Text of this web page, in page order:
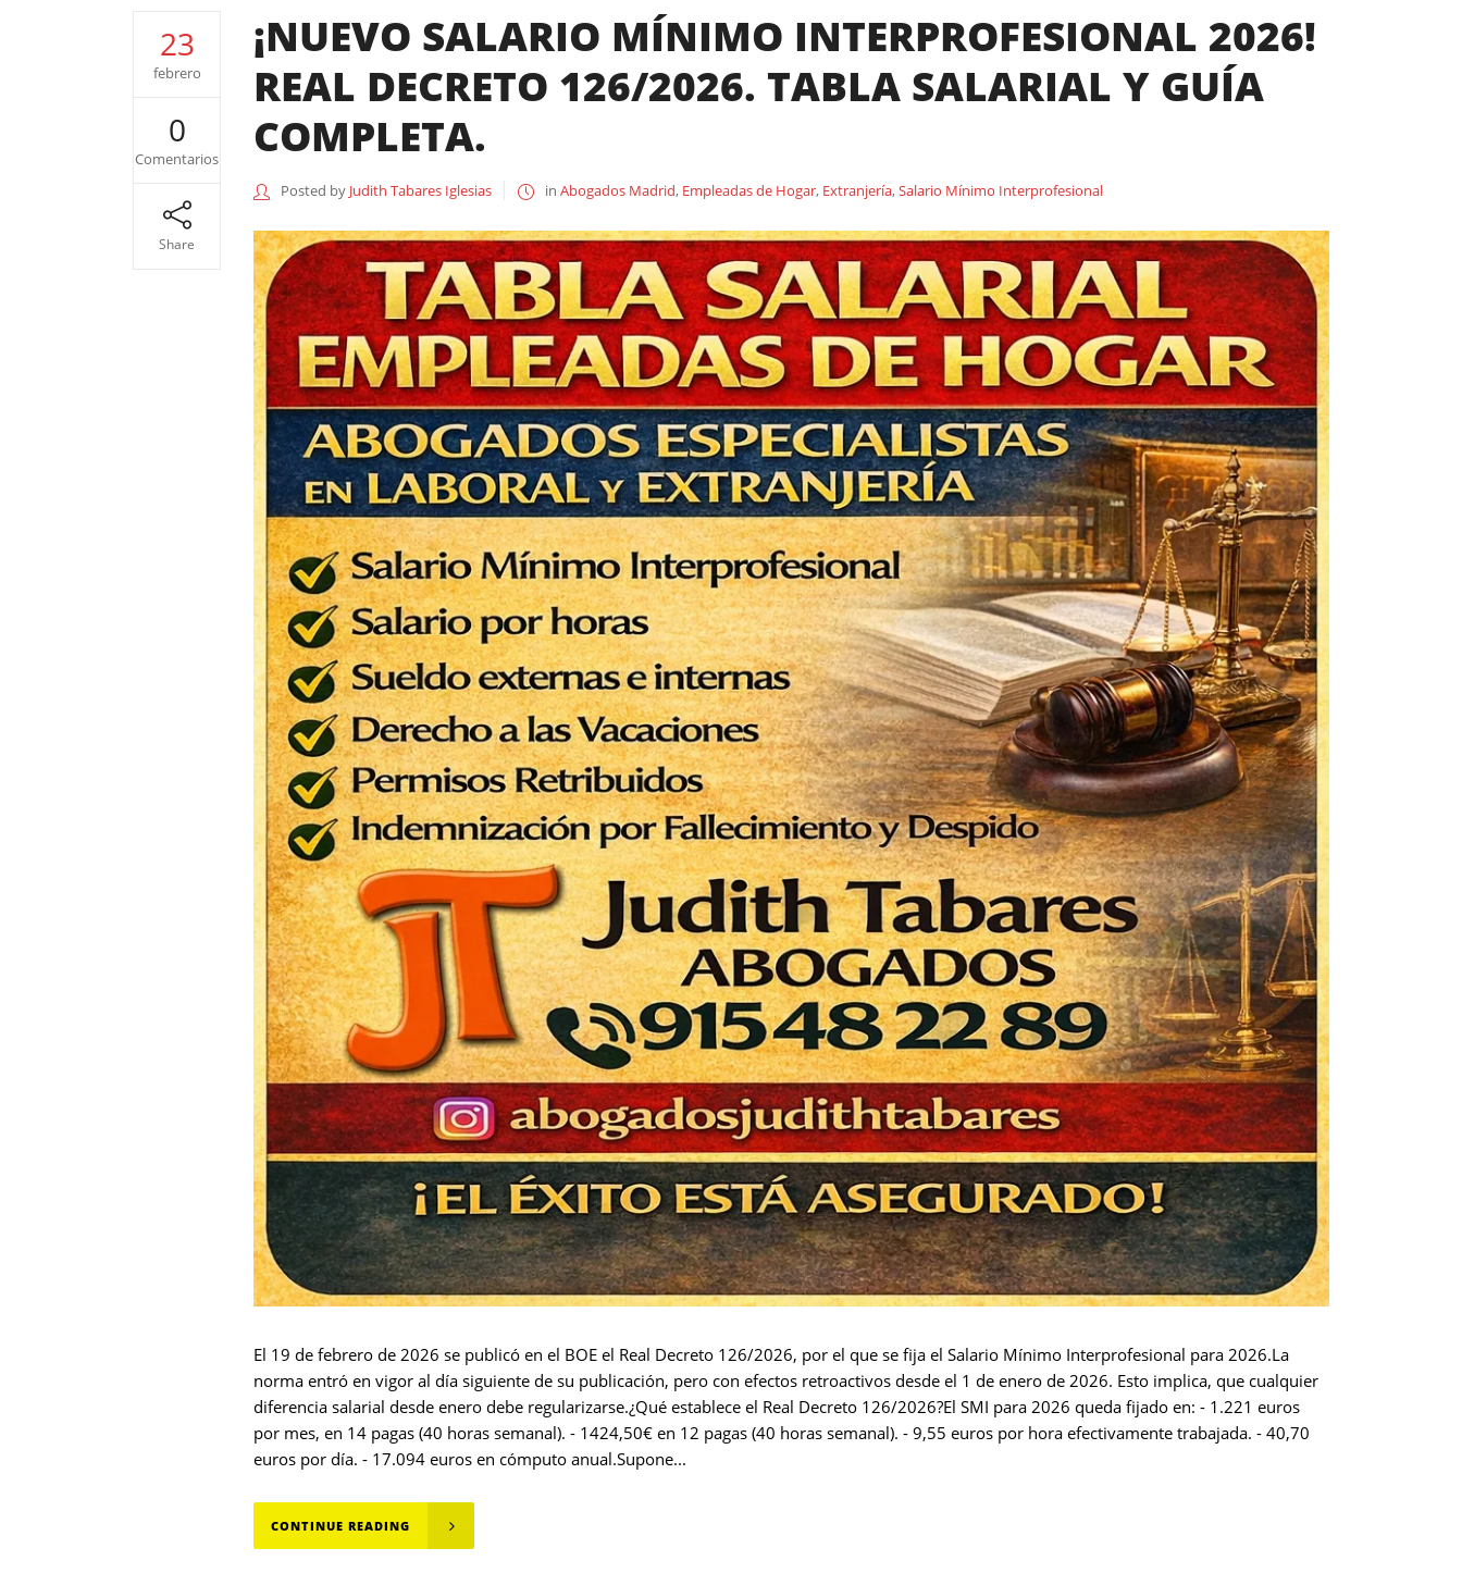
23
febrero
0
Comentarios
Share
¡NUEVO SALARIO MÍNIMO INTERPROFESIONAL 2026!
REAL DECRETO 126/2026. TABLA SALARIAL Y GUÍA
COMPLETA.
Posted by Judith Tabares Iglesias in Abogados Madrid, Empleadas de Hogar, Extranjería,Salario Mínimo Interprofesional
El 19 de febrero de 2026 se publicó en el BOE el Real Decreto 126/2026, por el que se fija el Salario Mínimo Interprofesional para 2026.La
norma entró en vigor al día siguiente de su publicación, pero con efectos retroactivos desde el 1 de enero de 2026. Esto implica, que cualquier
diferencia salarial desde enero debe regularizarse.¿Qué establece el Real Decreto 126/2026?El SMI para 2026 queda fijado en: - 1.221 euros
por mes, en 14 pagas (40 horas semanal). - 1424,50€ en 12 pagas (40 horas semanal). - 9,55 euros por hora efectivamente trabajada. - 40,70
euros por día. - 17.094 euros en cómputo anual.Supone...
CONTINUE READING